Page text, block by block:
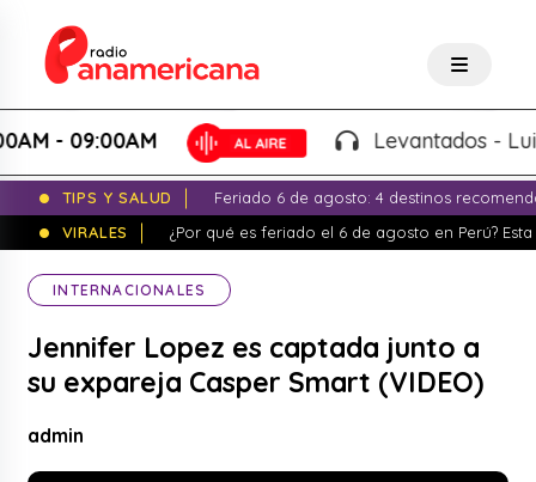
09:00AM Levantados - Luigui
TIPS Y SALUD
Feriado 6 de agosto: 4 destinos
VIRALES
¿Por qué es feriado el 6 de agosto en Perú?
INTERNACIONALES
Jennifer Lopez es captada junto a
su expareja Casper Smart (VIDEO)
admin